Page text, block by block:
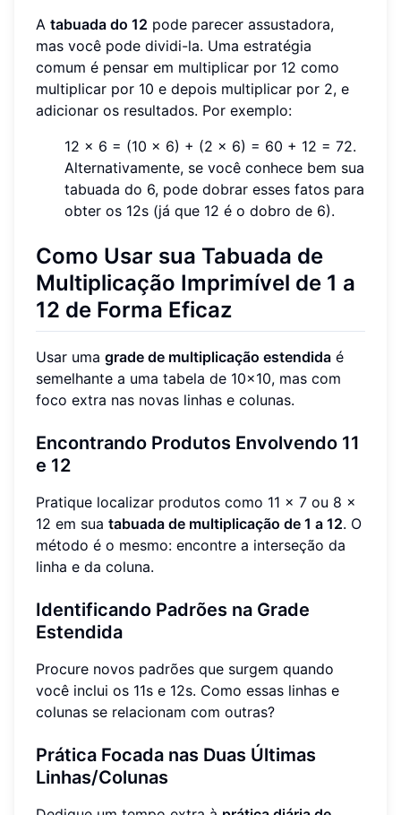
A tabuada do 12 pode parecer assustadora,
mas você pode dividi-la. Uma estratégia
comum é pensar em multiplicar por 12 como
multiplicar por 10 e depois multiplicar por 2, e
adicionar os resultados. Por exemplo:
12 x 6 = (10 x 6) + (2 x 6) = 60 + 12 = 72.
Alternativamente, se você conhece bem sua
tabuada do 6, pode dobrar esses fatos para
obter os 12s (já que 12 é o dobro de 6).
Como Usar sua Tabuada de
Multiplicação Imprimível de 1 a
12 de Forma Eficaz
Usar uma grade de multiplicação estendida é
semelhante a uma tabela de 10x10, mas com
foco extra nas novas linhas e colunas.
Encontrando Produtos Envolvendo 11
e 12
Pratique localizar produtos como 11 x 7 ou 8 x
12 em sua tabuada de multiplicação de 1 a 12. O
método é o mesmo: encontre a interseção da
linha e da coluna.
Identificando Padrões na Grade
Estendida
Procure novos padrões que surgem quando
você inclui os 11s e 12s. Como essas linhas e
colunas se relacionam com outras?
Prática Focada nas Duas Últimas
Linhas/Colunas